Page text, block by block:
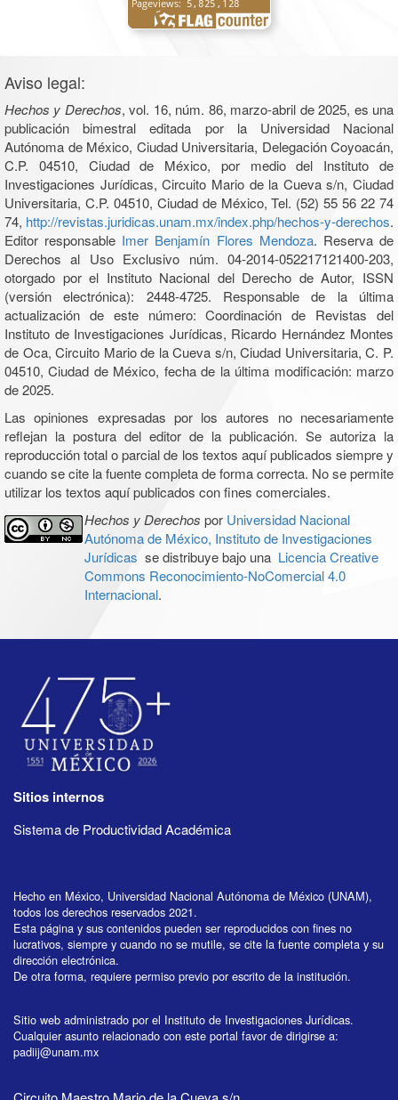
Aviso legal:
Hechos y Derechos, vol. 16, núm. 86, marzo-abril de 2025, es una
publicación bimestral editada por la Universidad Nacional
Autónoma de México, Ciudad Universitaria, Delegación Coyoacán,
C.P. 04510, Ciudad de México, por medio del Instituto de
Investigaciones Jurídicas, Circuito Mario de la Cueva s/n, Ciudad
Universitaria, C.P. 04510, Ciudad de México, Tel. (52) 55 56 22 74
74, http://revistas.juridicas.unam.mx/index.php/hechos-y-derechos.
Editor responsable Imer Benjamín Flores Mendoza. Reserva de
Derechos al Uso Exclusivo núm. 04-2014-052217121400-203,
otorgado por el Instituto Nacional del Derecho de Autor, ISSN
(versión electrónica): 2448-4725. Responsable de la última
actualización de este número: Coordinación de Revistas del
Instituto de Investigaciones Jurídicas, Ricardo Hernández Montes
de Oca, Circuito Mario de la Cueva s/n, Ciudad Universitaria, C. P.
04510, Ciudad de México, fecha de la última modificación: marzo
de 2025.
Las opiniones expresadas por los autores no necesariamente
reflejan la postura del editor de la publicación. Se autoriza la
reproducción total o parcial de los textos aquí publicados siempre y
cuando se cite la fuente completa de forma correcta. No se permite
utilizar los textos aquí publicados con fines comerciales.
Hechos y Derechos por Universidad Nacional
Autónoma de México, Instituto de Investigaciones
Jurídicas se distribuye bajo una Licencia Creative
Commons Reconocimiento-NoComercial 4.0
Internacional.
Sitios internos
Sistema de Productividad Académica
Hecho en México, Universidad Nacional Autónoma de México (UNAM),
todos los derechos reservados 2021.
Esta página y sus contenidos pueden ser reproducidos con fines no
lucrativos, siempre y cuando no se mutile, se cite la fuente completa y su
dirección electrónica.
De otra forma, requiere permiso previo por escrito de la institución.
Sitio web administrado por el Instituto de Investigaciones Jurídicas.
Cualquier asunto relacionado con este portal favor de dirigirse a:
padiij@unam.mx